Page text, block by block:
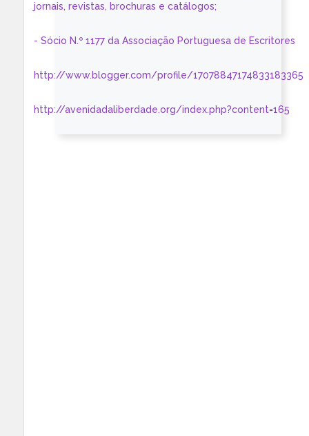
jornais, revistas, brochuras e catálogos;
- Sócio N.º 1177 da Associação Portuguesa de Escritores
http://www.blogger.com/profile/17078847174833183365
http://avenidadaliberdade.org/index.php?content=165